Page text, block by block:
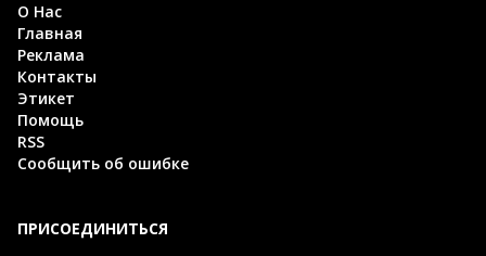
О Нас
Главная
Реклама
Контакты
Этикет
Помощь
RSS
Сообщить об ошибке
ПРИСОЕДИНИТЬСЯ